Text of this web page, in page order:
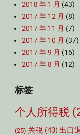
2018 年 1 月 (43)
2017 年 12 月 (8)
2017 年 11 月 (7)
2017 年 10 月 (37)
2017 年 9 月 (16)
2017 年 8 月 (12)
标签
个人所得税
(25) 关税 (43) 出口